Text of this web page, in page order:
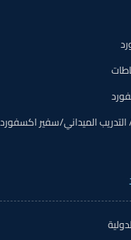
الميداني/سفير اكسفورد